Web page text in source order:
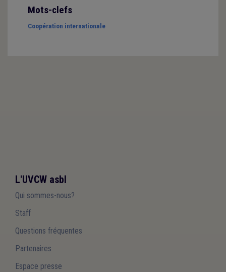
Mots-clefs
Coopération internationale
L'UVCW asbl
Qui sommes-nous?
Staff
Questions fréquentes
Partenaires
Espace presse